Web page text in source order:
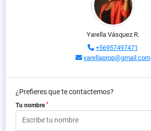
Yarella Vásquez R.
+56957497471
yarellaprop@gmail.com
¿Prefieres que te contactemos?
Tu nombre *